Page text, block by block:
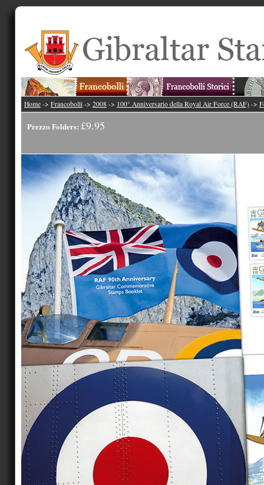
Home -> Francobolli -> 2008 -> 100° Anniversario della Royal Air Force (RAF) ->
Prezzo Folders: £9.95